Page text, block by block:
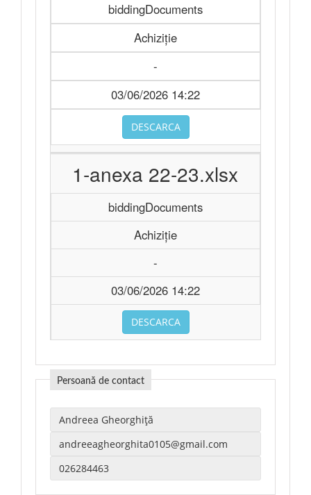
biddingDocuments
Achiziție
-
03/06/2026 14:22
DESCARCA
1-anexa 22-23.xlsx
biddingDocuments
Achiziție
-
03/06/2026 14:22
DESCARCA
Persoană de contact